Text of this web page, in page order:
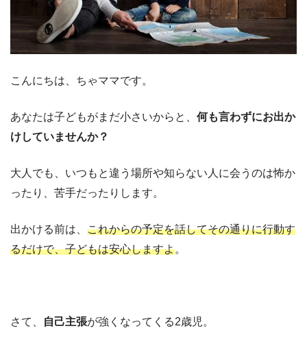
こんにちは、ちゃママです。
あなたは子どもがまだ小さいからと、 何も言わずにお出か
けしていませんか？
大人でも、いつもと違う場所や知らない人に会うのは怖か
ったり、苦手だったりします。
出かける前は、 これからの予定を話してその通りに行動す
るだけで、子どもは安心しますよ。
さて、 自己主張が強くなってくる2歳児。